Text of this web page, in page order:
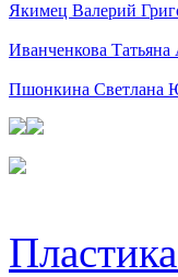
Якимец Валерий
Иванченкова Татьяна
Пшонкина Светлана